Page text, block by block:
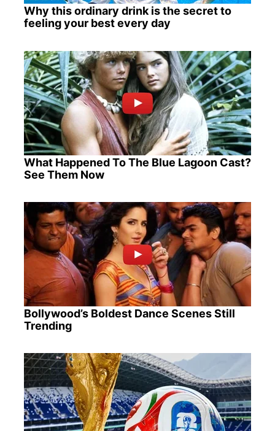
Why this ordinary drink is the secret to
feeling your best every day
What Happened To The Blue Lagoon Cast?
See Them Now
Bollywood’s Boldest Dance Scenes Still
Trending